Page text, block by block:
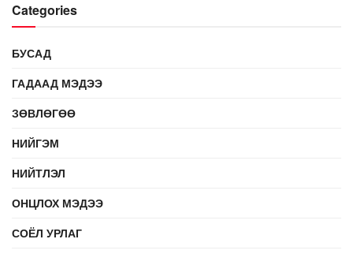
Categories
БУСАД
ГАДААД МЭДЭЭ
ЗӨВЛӨГӨӨ
НИЙГЭМ
НИЙТЛЭЛ
ОНЦЛОХ МЭДЭЭ
СОЁЛ УРЛАГ